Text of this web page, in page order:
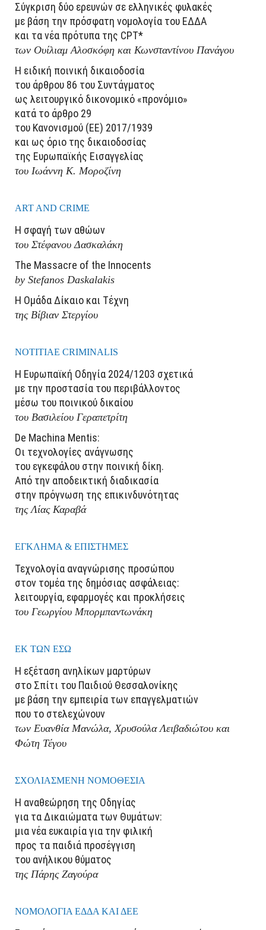
Σύγκριση δύο ερευνών σε ελληνικές φυλακές
με βάση την πρόσφατη νομολογία του ΕΔΔΑ
και τα νέα πρότυπα της CPT*
των Ουίλιαμ Αλοσκόφη και Κωνσταντίνου Πανάγου
Η ειδική ποινική δικαιοδοσία
του άρθρου 86 του Συντάγματος
ως λειτουργικό δικονομικό «προνόμιο»
κατά το άρθρο 29
του Κανονισμού (ΕΕ) 2017/1939
και ως όριο της δικαιοδοσίας
της Ευρωπαϊκής Εισαγγελίας
του Ιωάννη Κ. Μοροζίνη
ART AND CRIME
Η σφαγή των αθώων
του Στέφανου Δασκαλάκη
The Massacre of the Innocents
by Stefanos Daskalakis
Η Ομάδα Δίκαιο και Τέχνη
της Βίβιαν Στεργίου
NOTITIAE CRIMINALIS
Η Ευρωπαϊκή Οδηγία 2024/1203 σχετικά
με την προστασία του περιβάλλοντος
μέσω του ποινικού δικαίου
του Βασιλείου Γεραπετρίτη
De Machina Mentis:
Οι τεχνολογίες ανάγνωσης
του εγκεφάλου στην ποινική δίκη.
Από την αποδεικτική διαδικασία
στην πρόγνωση της επικινδυνότητας
της Λίας Καραβά
ΕΓΚΛΗΜΑ & ΕΠΙΣΤΗΜΕΣ
Τεχνολογία αναγνώρισης προσώπου
στον τομέα της δημόσιας ασφάλειας:
λειτουργία, εφαρμογές και προκλήσεις
του Γεωργίου Μπορμπαντωνάκη
ΕΚ ΤΩΝ ΕΣΩ
Η εξέταση ανηλίκων μαρτύρων
στο Σπίτι του Παιδιού Θεσσαλονίκης
με βάση την εμπειρία των επαγγελματιών
που το στελεχώνουν
των Ευανθία Μανώλα, Χρυσούλα Λειβαδιώτου και
Φώτη Τέγου
ΣΧΟΛΙΑΣΜΕΝΗ ΝΟΜΟΘΕΣΙΑ
Η αναθεώρηση της Οδηγίας
για τα Δικαιώματα των Θυμάτων:
μια νέα ευκαιρία για την φιλική
προς τα παιδιά προσέγγιση
του ανήλικου θύματος
της Πάρης Ζαγούρα
ΝΟΜΟΛΟΓΙΑ ΕΔΔΑ ΚΑΙ ΔΕΕ